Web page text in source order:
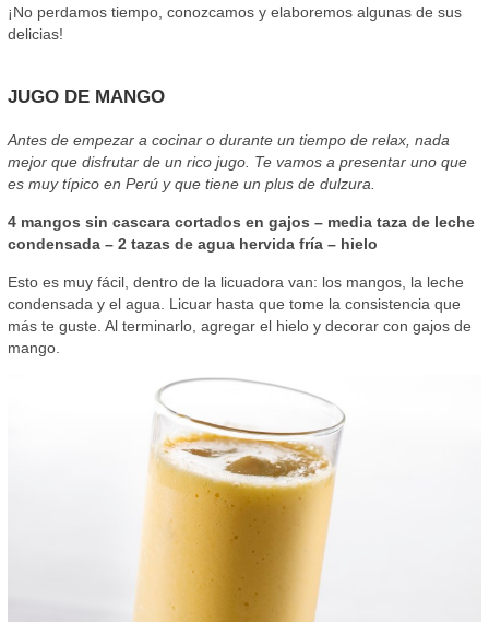
¡No perdamos tiempo, conozcamos y elaboremos algunas de sus
delicias!
JUGO DE MANGO
Antes de empezar a cocinar o durante un tiempo de relax, nada
mejor que disfrutar de un rico jugo. Te vamos a presentar uno que
es muy típico en Perú y que tiene un plus de dulzura.
4 mangos sin cascara cortados en gajos – media taza de leche
condensada – 2 tazas de agua hervida fría – hielo
Esto es muy fácil, dentro de la licuadora van: los mangos, la leche
condensada y el agua. Licuar hasta que tome la consistencia que
más te guste. Al terminarlo, agregar el hielo y decorar con gajos de
mango.